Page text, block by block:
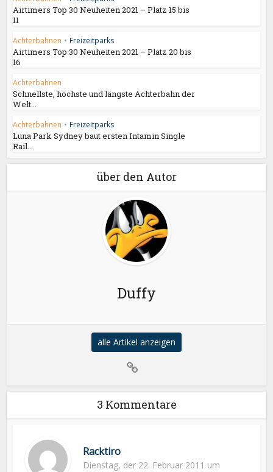
Airtimers Top 30 Neuheiten 2021 – Platz 15 bis
11
Achterbahnen • Freizeitparks
Airtimers Top 30 Neuheiten 2021 – Platz 20 bis
16
Achterbahnen
Schnellste, höchste und längste Achterbahn der
Welt...
Achterbahnen • Freizeitparks
Luna Park Sydney baut ersten Intamin Single
Rail...
über den Autor
Duffy
alle Artikel anzeigen
3 Kommentare
Racktiro
Dienstag, der 22. Februar 2011 um